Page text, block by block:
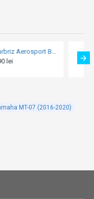
Parbriz Z-Racing Puig - Yamaha YZF-R1 (2020-2025)
699
MT-07 (2016-2020)